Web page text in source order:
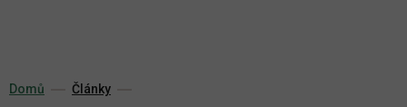
Domů Články